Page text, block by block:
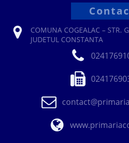
COMUNA COGEALAC – STR.
JUDETUL CONSTANTA